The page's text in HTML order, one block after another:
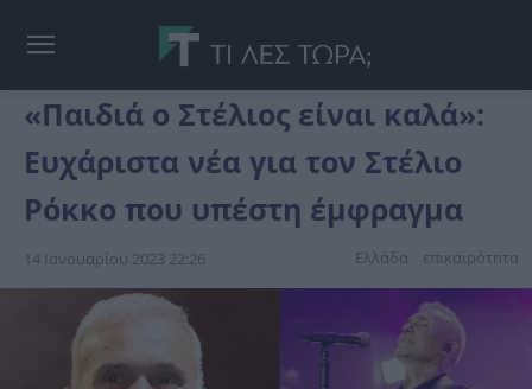
«Παιδιά ο Στέλιος είναι καλά»:
Ευχάριστα νέα για τον Στέλιο
Ρόκκο που υπέστη έμφραγμα
14 Ιανουαρίου 2023 22:26 Ελλάδα επικαιpότnτα